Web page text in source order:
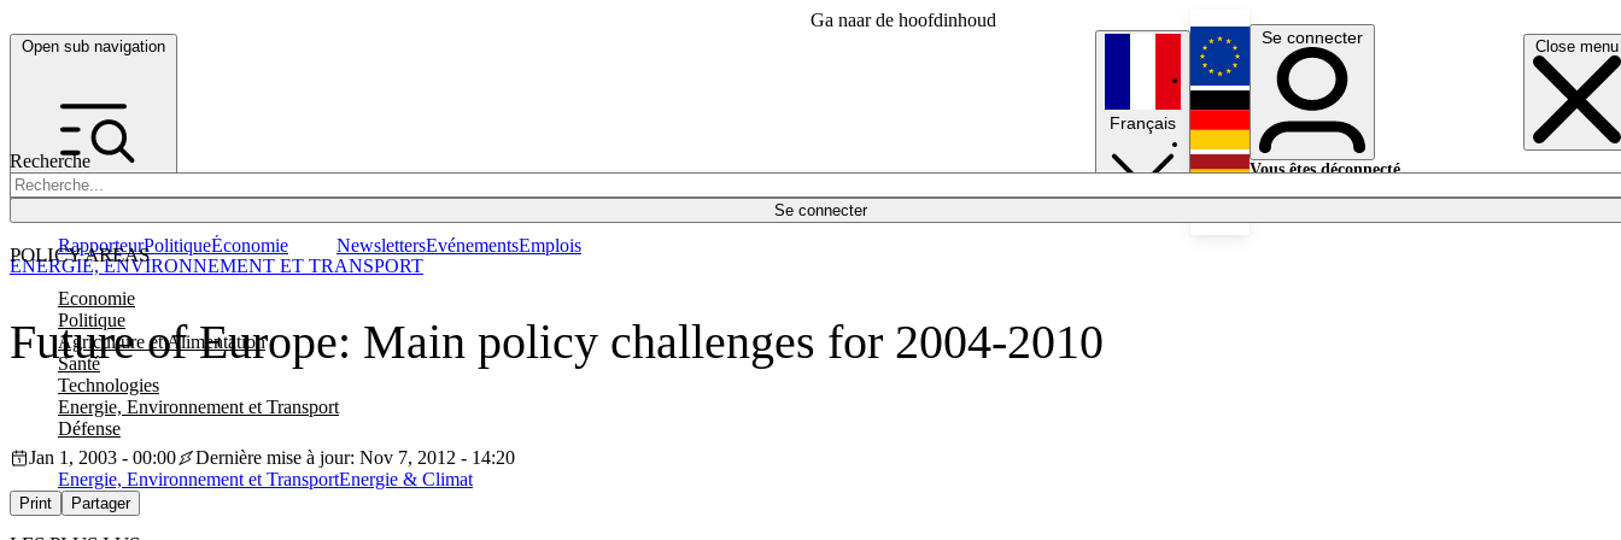
Ga naar de hoofdinhoud
Open sub navigation Close menu
Recherche
Se connecter
POLICY AREAS
Economie
Politique
Agriculture et Alimentation
Santé
Technologies
Energie, Environnement et Transport
Défense
RapporteurPolitiqueÉconomie NewslettersEvénementsEmplois
Français
English
Deutsch
Se connecter
Vous êtes déconnecté.
Future of Europe: Main policy challenges for 2004-2010
ENERGIE, ENVIRONNEMENT ET TRANSPORT
Jan 1, 2003 - 00:00
Dernière mise à jour: Nov 7, 2012 - 14:20
Energie, Environnement et TransportEnergie & Climat
Print Partager